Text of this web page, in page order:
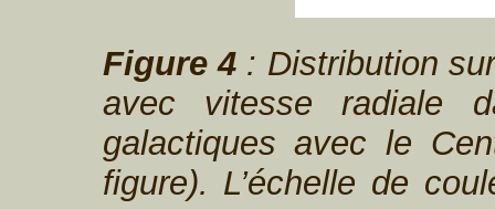
Figure 4: Distribution
avec vitesse radiale
galactiques avec le
figure). L’échelle de